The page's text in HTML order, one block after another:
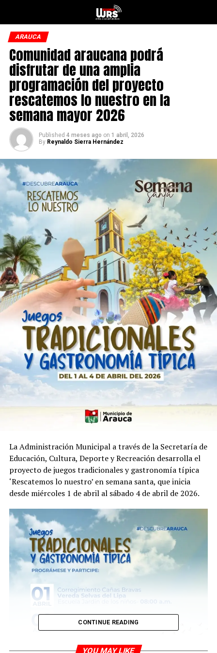
ARAUCA
Comunidad araucana podrá
disfrutar de una amplia
programación del proyecto
rescatemos lo nuestro en la
semana mayor 2026
Published 4 meses ago on 1 abril, 2026
By Reynaldo Sierra Hernández
La Administración Municipal a través de la Secretaría de
Educación, Cultura, Deporte y Recreación desarrolla el
proyecto de juegos tradicionales y gastronomía típica
‘Rescatemos lo nuestro’ en semana santa, que inicia
desde miércoles 1 de abril al sábado 4 de abril de 2026.
CONTINUE READING
YOU MAY LIKE